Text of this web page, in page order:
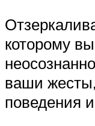
которому
ваши
поведения